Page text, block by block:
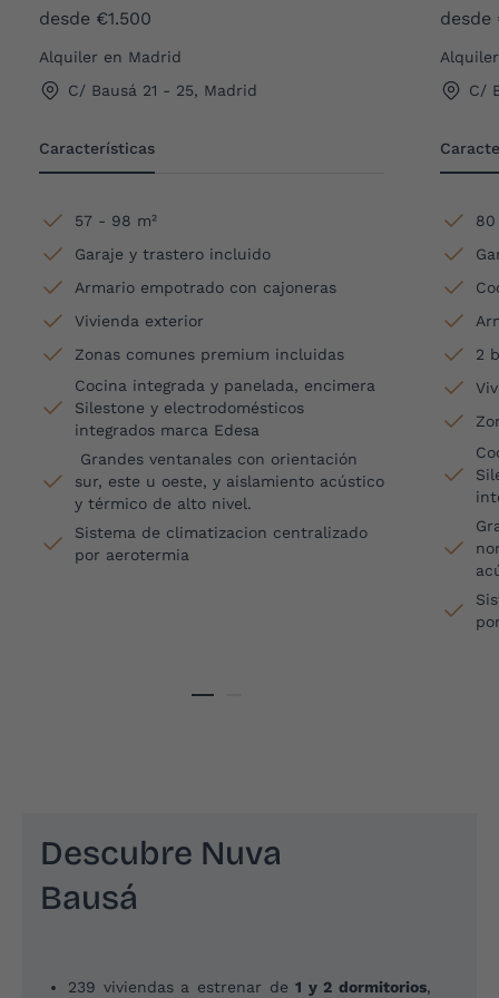
desde €1.500
Alquiler en Madrid
C/ Bausá 21 - 25, Madrid
Características
57 - 98 m²
Garaje y trastero incluido
Armario empotrado con cajoneras
Vivienda exterior
Zonas comunes premium incluidas
Cocina integrada y panelada, encimera
Silestone y electrodomésticos
integrados marca Edesa
Grandes ventanales con orientación
sur, este u oeste, y aislamiento acústico
y térmico de alto nivel.
Sistema de climatizacion centralizado
por aerotermia
desde
C/
80
2
Descubre Nuva
Bausá
239 viviendas a estrenar de1 y 2 dormitorios,